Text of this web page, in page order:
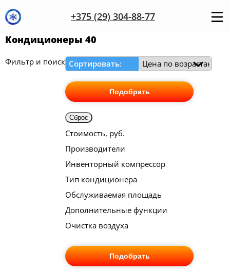
+375 (29) 304-88-77
Кондиционеры 40
Фильтр и поиск Сортировать:
Подобрать
Сброс
Стоимость, руб.
Производители
Инвенторный компрессор
Тип кондиционера
Обслуживаемая площадь
Дополнительные функции
Очистка воздуха
Подобрать